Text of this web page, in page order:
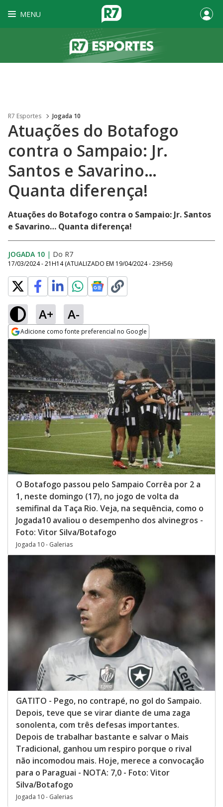
MENU
R7 Esportes Jogada 10
Atuações do Botafogo
contra o Sampaio: Jr.
Santos e Savarino…
Quanta diferença!
Atuações do Botafogo contra o Sampaio: Jr. Santos
e Savarino… Quanta diferença!
JOGADA 10 | Do R7
17/03/2024 - 21H14 (ATUALIZADO EM 19/04/2024 - 23H56)
A+ A-
Adicione como fonte preferencial no Google
Opens in new window
O Botafogo passou pelo Sampaio Corrêa por 2 a
1, neste domingo (17), no jogo de volta da
semifinal da Taça Rio. Veja, na sequência, como o
Jogada10 avaliou o desempenho dos alvinegros -
Foto: Vitor Silva/Botafogo
Jogada 10 - Galerias
GATITO - Pego, no contrapé, no gol do Sampaio.
Depois, teve que se virar diante de uma zaga
sonolenta, com três defesas importantes.
Depois de trabalhar bastante e salvar o Mais
Tradicional, ganhou um respiro porque o rival
não incomodou mais. Hoje, merece a convocação
para o Paraguai - NOTA: 7,0 - Foto: Vitor
Silva/Botafogo
Jogada 10 - Galerias